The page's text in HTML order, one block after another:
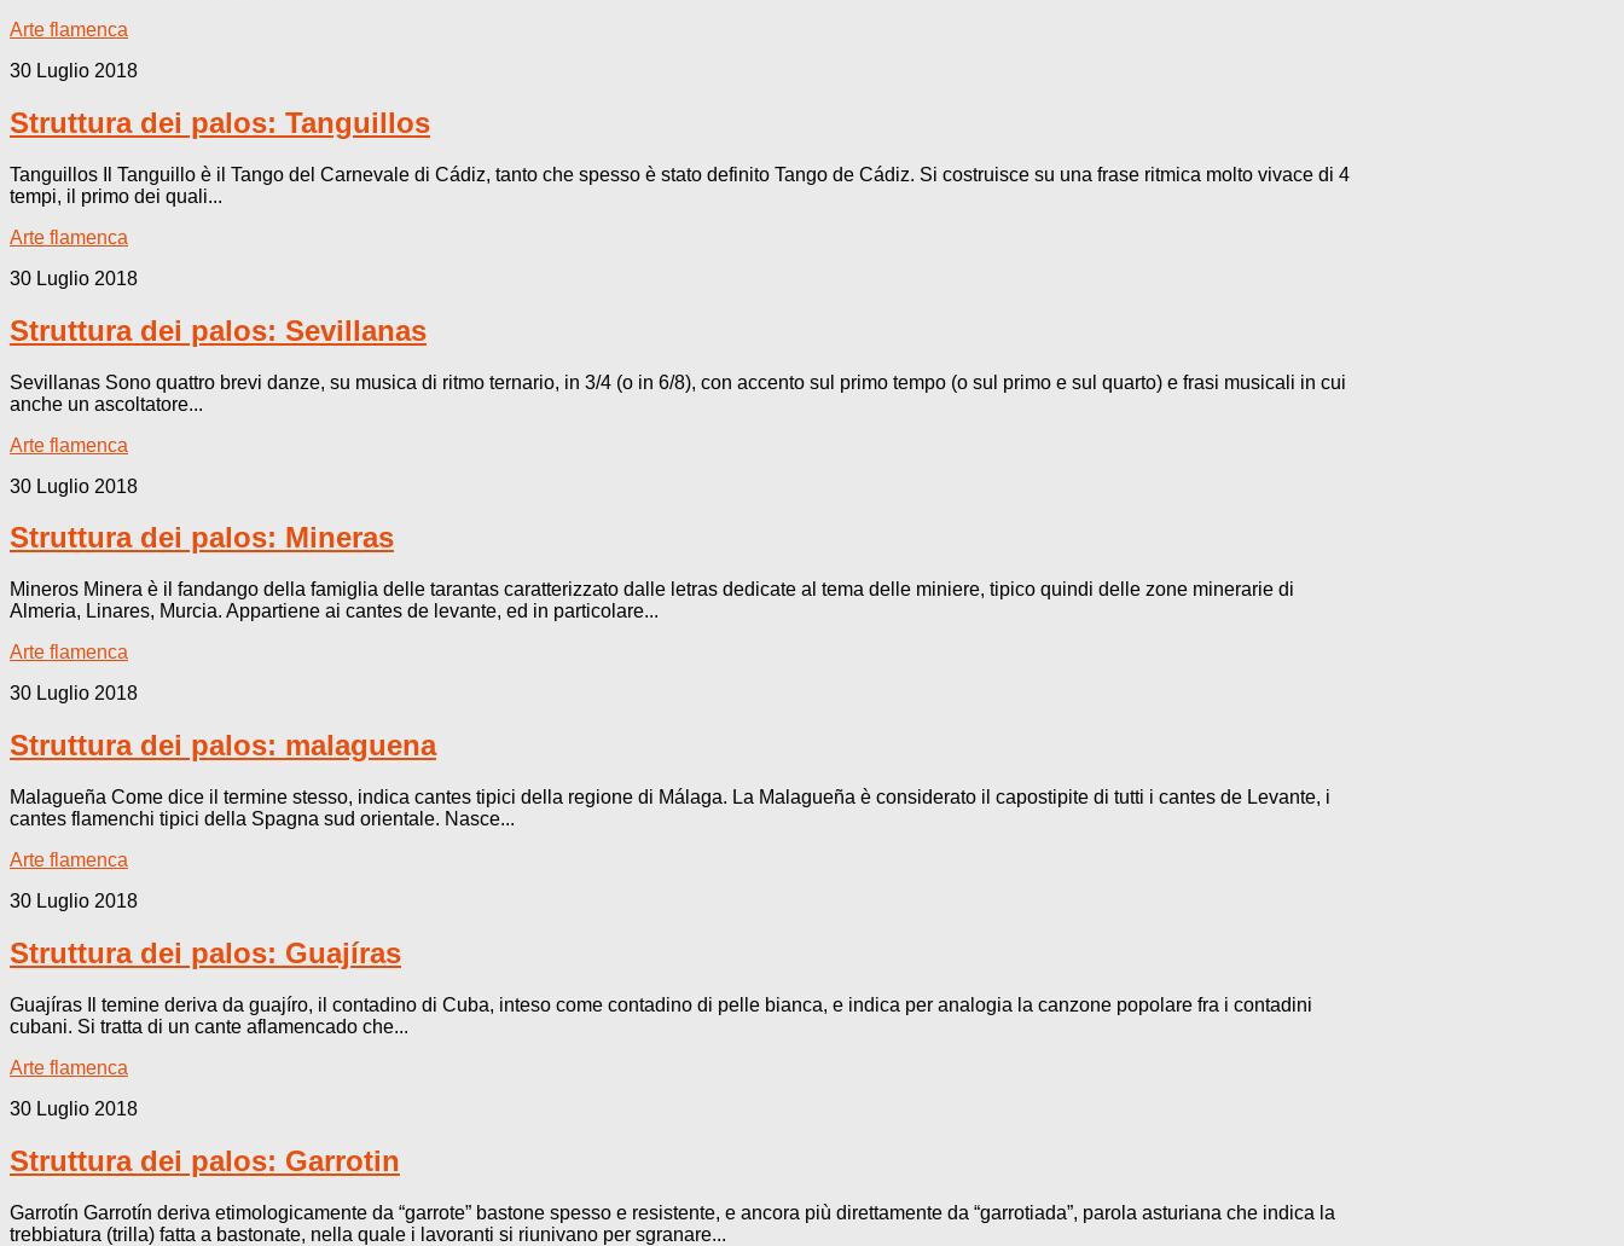
Arte flamenca
30 Luglio 2018
Struttura dei palos: Tanguillos
Tanguillos Il Tanguillo è il Tango del Carnevale di Cádiz, tanto che spesso è stato definito Tango de Cádiz. Si costruisce su una frase ritmica molto vivace di 4
tempi, il primo dei quali...
Arte flamenca
30 Luglio 2018
Struttura dei palos: Sevillanas
Sevillanas Sono quattro brevi danze, su musica di ritmo ternario, in 3/4 (o in 6/8), con accento sul primo tempo (o sul primo e sul quarto) e frasi musicali in cui
anche un ascoltatore...
Arte flamenca
30 Luglio 2018
Struttura dei palos: Mineras
Mineros Minera è il fandango della famiglia delle tarantas caratterizzato dalle letras dedicate al tema delle miniere, tipico quindi delle zone minerarie di
Almeria, Linares, Murcia. Appartiene ai cantes de levante, ed in particolare...
Arte flamenca
30 Luglio 2018
Struttura dei palos: malaguena
Malagueña Come dice il termine stesso, indica cantes tipici della regione di Málaga. La Malagueña è considerato il capostipite di tutti i cantes de Levante, i
cantes flamenchi tipici della Spagna sud orientale. Nasce...
Arte flamenca
30 Luglio 2018
Struttura dei palos: Guajíras
Guajíras Il temine deriva da guajíro, il contadino di Cuba, inteso come contadino di pelle bianca, e indica per analogia la canzone popolare fra i contadini
cubani. Si tratta di un cante aflamencado che...
Arte flamenca
30 Luglio 2018
Struttura dei palos: Garrotin
Garrotín Garrotín deriva etimologicamente da “garrote” bastone spesso e resistente, e ancora più direttamente da “garrotiada”, parola asturiana che indica la
trebbiatura (trilla) fatta a bastonate, nella quale i lavoranti si riunivano per sgranare...